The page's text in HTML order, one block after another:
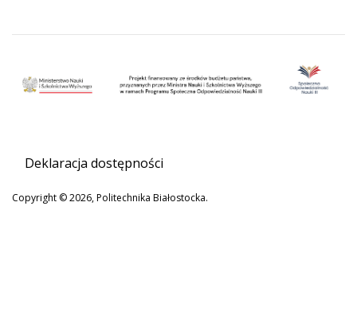
Deklaracja dostępności
Copyright © 2026, Politechnika Białostocka.